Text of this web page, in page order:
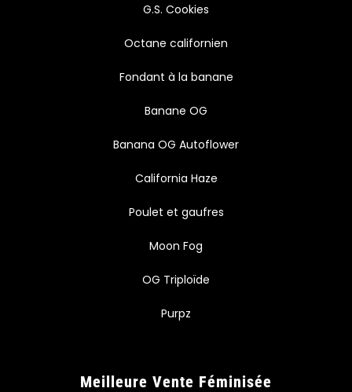
G.S. Cookies
Octane californien
Fondant à la banane
Banane OG
Banana OG Autoflower
California Haze
Poulet et gaufres
Moon Fog
OG Triploïde
Purpz
Meilleure Vente Féminisée